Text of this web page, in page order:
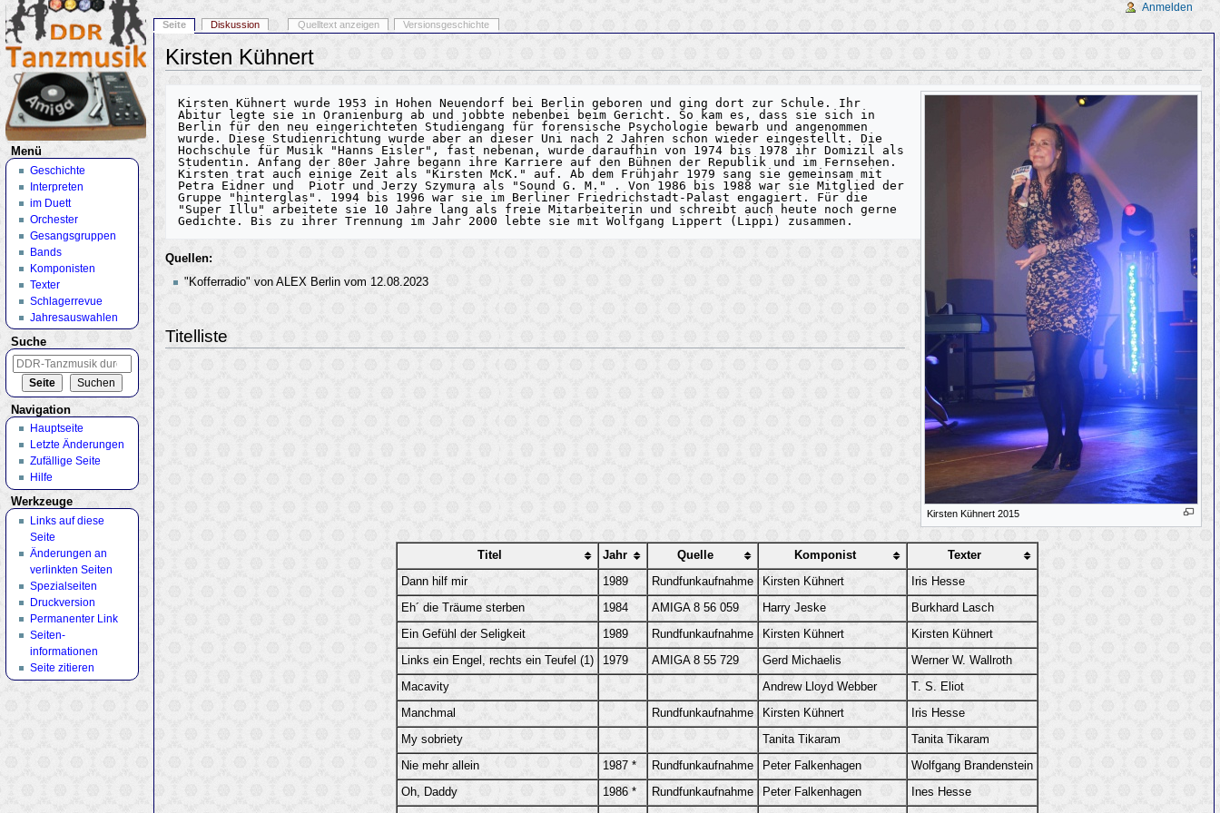
Kirsten Kühnert
Kirsten Kühnert 2015
Kirsten Kühnert wurde 1953 in Hohen Neuendorf bei Berlin geboren und ging dort zur Schule. Ihr
Abitur legte sie in Oranienburg ab und jobbte nebenbei beim Gericht. So kam es, dass sie sich in
Berlin für den neu eingerichteten Studiengang für forensische Psychologie bewarb und angenommen
wurde. Diese Studienrichtung wurde aber an dieser Uni nach 2 Jahren schon wieder eingestellt. Die
Hochschule für Musik "Hanns Eisler", fast nebenan, wurde daraufhin von 1974 bis 1978 ihr Domizil als
Studentin. Anfang der 80er Jahre begann ihre Karriere auf den Bühnen der Republik und im Fernsehen.
Kirsten trat auch einige Zeit als "Kirsten McK." auf. Ab dem Frühjahr 1979 sang sie gemeinsam mit
Petra Eidner und  Piotr und Jerzy Szymura als "Sound G. M." . Von 1986 bis 1988 war sie Mitglied der
Gruppe "hinterglas". 1994 bis 1996 war sie im Berliner Friedrichstadt-Palast engagiert. Für die
"Super Illu" arbeitete sie 10 Jahre lang als freie Mitarbeiterin und schreibt auch heute noch gerne
Quellen:
"Kofferradio" von ALEX Berlin vom 12.08.2023
Titelliste
Titel Jahr Quelle Komponist Texter
Dann hilf mir 1989 Rundfunkaufnahme Kirsten Kühnert Iris Hesse
Eh´ die Träume sterben 1984 AMIGA 8 56 059 Harry Jeske Burkhard Lasch
Ein Gefühl der Seligkeit 1989 Rundfunkaufnahme Kirsten Kühnert Kirsten Kühnert
Links ein Engel, rechts ein Teufel (1) 1979 AMIGA 8 55 729 Gerd Michaelis Werner W. Wallroth
Macavity Andrew Lloyd Webber T. S. Eliot
Manchmal Rundfunkaufnahme Kirsten Kühnert Iris Hesse
My sobriety Tanita Tikaram Tanita Tikaram
Nie mehr allein 1987 * Rundfunkaufnahme Peter Falkenhagen Wolfgang Brandenstein
Oh, Daddy 1986 * Rundfunkaufnahme Peter Falkenhagen Ines Hesse
Seite Diskussion Quelltext anzeigen Versionsgeschichte
Anmelden
Menü
Geschichte
Interpreten
im Duett
Orchester
Gesangsgruppen
Bands
Komponisten
Texter
Schlagerrevue
Jahresauswahlen
Suche
Navigation
Hauptseite
Letzte Änderungen
Zufällige Seite
Hilfe
Werkzeuge
Links auf diese
Seite
Änderungen an
verlinkten Seiten
Spezialseiten
Druckversion
Permanenter Link
Seiten­
informationen
Seite zitieren